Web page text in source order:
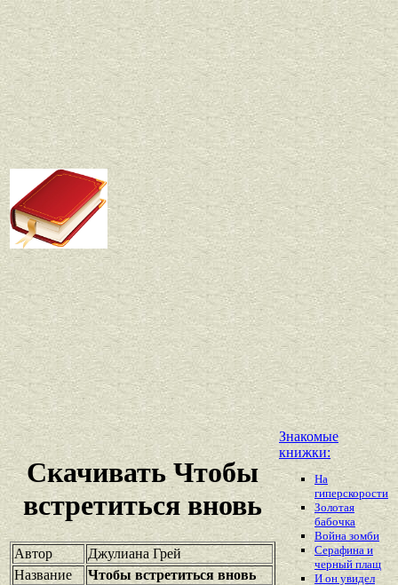
Скачивать Чтобы
встретиться вновь
Автор
Джулиана Грей
Название
Чтобы встретиться вновь
Знакомые
книжки:
На
гиперскорости
Золотая
бабочка
Война зомби
Серафина и
черный плащ
И он увидел